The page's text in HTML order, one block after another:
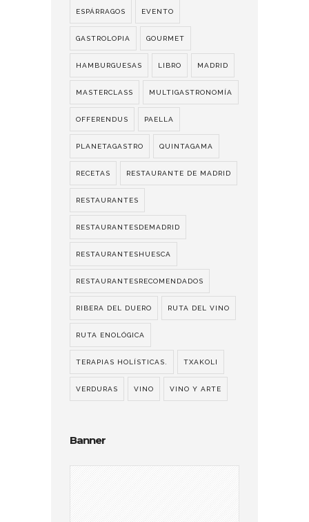
ESPÁRRAGOS EVENTO
GASTROLOPIA GOURMET
HAMBURGUESAS LIBRO MADRID
MASTERCLASS MULTIGASTRONOMÍA
OFFERENDUS PAELLA
PLANETAGASTRO QUINTAGAMA
RECETAS RESTAURANTE DE MADRID
RESTAURANTES
RESTAURANTESDEMADRID
RESTAURANTESHUESCA
RESTAURANTESRECOMENDADOS
RIBERA DEL DUERO RUTA DEL VINO
RUTA ENOLÓGICA
TERAPIAS HOLÍSTICAS. TXAKOLI
VERDURAS VINO VINO Y ARTE
Banner